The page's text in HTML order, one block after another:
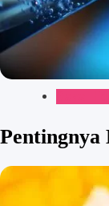
Pentingnya